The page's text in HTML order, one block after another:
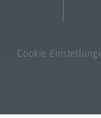
Cookie-